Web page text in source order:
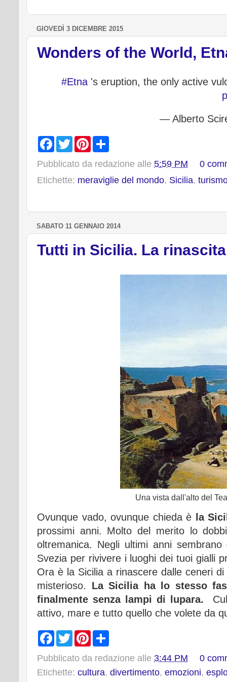
GIOVEDÌ 3 DICEMBRE 2015
Wonders of the World,
#Etna 's eruption, the only active
— Alberto
F
a
e
o
T
w
t
e
P
t
r
r
Pubblicato da redazione alle 5:59 PM
0
Etichette: meraviglie del mondo, Sicilia,
SABATO 11 GENNAIO 2014
Tutti in Sicilia. La
Una vista dall'alto del
Ovunque vado, ovunque chieda è la
prossimi anni. Molto del merito lo
oltremanica. Negli ultimi anni
Svezia per rivivere i luoghi dei tuoi gialli
Ora è la Sicilia a rinascere dalle ceneri
misterioso. La Sicilia ha lo stesso
finalmente senza lampi di lupara.
attivo, mare e tutto quello che volete da
F
a
e
o
T
w
t
e
P
t
r
r
e
Pubblicato da redazione alle 3:44 PM
0
Etichette: cultura, divertimento, emozioni,